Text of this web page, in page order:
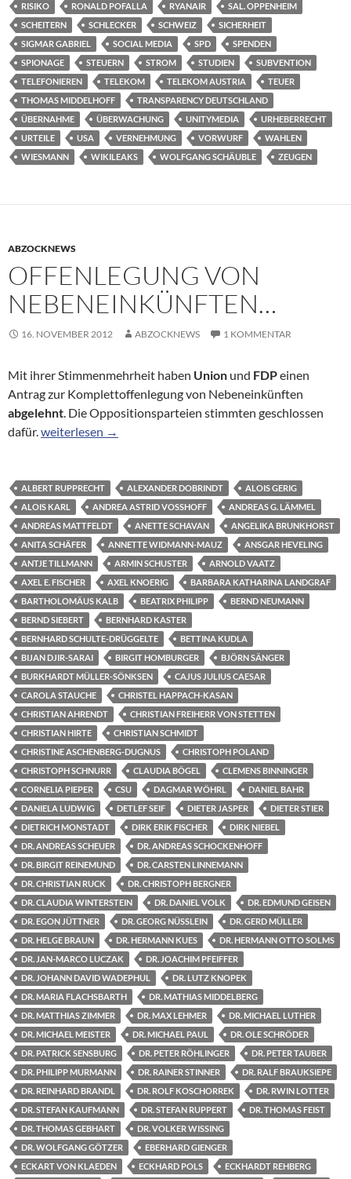
RISIKO
RONALD POFALLA RYANAIR
SAL. OPPENHEIM
SCHEITERN
SCHLECKER SCHWEIZ
SICHERHEIT
SIGMAR GABRIEL
SOCIAL MEDIA SPD
SPENDEN
SPIONAGE
STEUERN STROM STUDIEN
SUBVENTION
TELEFONIEREN
TELEKOM TELEKOM AUSTRIA
TEUER
THOMAS MIDDELHOFF
TRANSPARENCY DEUTSCHLAND
ÜBERNAHME
ÜBERWACHUNG UNITYMEDIA
URHEBERRECHT
URTEILE
USA VERNEHMUNG VORWURF
WAHLEN
WIESMANN
WIKILEAKS WOLFGANG SCHÄUBLE ZEUGEN
ABZOCKNEWS
OFFENLEGUNG VON
NEBENEINKÜNFTEN…
16. NOVEMBER 2012 ABZOCKNEWS 1 KOMMENTAR
Mit ihrer Stimmenmehrheit haben Union und FDPeinen
Antrag zur Komplettoffenlegung von Nebeneinkünften
abgelehnt. Die Oppositionsparteien stimmten geschlossen
dafür.Offenlegung von Nebeneinkünften…
weiterlesen →
ALBERT RUPPRECHT ALEXANDER DOBRINDT
ALOIS GERIG
ALOIS KARL
ANDREA ASTRID VOSSHOFF
ANDREAS G. LÄMMEL
ANDREAS MATTFELDT
ANETTE SCHAVAN
ANGELIKA BRUNKHORST
ANITA SCHÄFER
ANNETTE WIDMANN-MAUZ
ANSGAR HEVELING
ANTJE TILLMANN
ARMIN SCHUSTER
ARNOLD VAATZ
AXEL E. FISCHER
AXEL KNOERIG
BARBARA KATHARINA LANDGRAF
BARTHOLOMÄUS KALB
BEATRIX PHILIPP
BERND NEUMANN
BERND SIEBERT
BERNHARD KASTER
BERNHARD SCHULTE-DRÜGGELTE
BETTINA KUDLA
BIJAN DJIR-SARAI
BIRGIT HOMBURGER
BJÖRN SÄNGER
BURKHARDT MÜLLER-SÖNKSEN
CAJUS JULIUS CAESAR
CAROLA STAUCHE
CHRISTEL HAPPACH-KASAN
CHRISTIAN AHRENDT
CHRISTIAN FREIHERR VON STETTEN
CHRISTIAN HIRTE
CHRISTIAN SCHMIDT
CHRISTINE ASCHENBERG-DUGNUS
CHRISTOPH POLAND
CHRISTOPH SCHNURR
CLAUDIA BÖGEL
CLEMENS BINNINGER
CORNELIA PIEPER
CSU DAGMAR WÖHRL
DANIEL BAHR
DANIELA LUDWIG
DETLEF SEIF DIETER JASPER
DIETER STIER
DIETRICH MONSTADT
DIRK ERIK FISCHER
DIRK NIEBEL
DR. ANDREAS SCHEUER
DR. ANDREAS SCHOCKENHOFF
DR. BIRGIT REINEMUND
DR. CARSTEN LINNEMANN
DR. CHRISTIAN RUCK
DR. CHRISTOPH BERGNER
DR. CLAUDIA WINTERSTEIN
DR. DANIEL VOLK
DR. EDMUND GEISEN
DR. EGON JÜTTNER
DR. GEORG NÜSSLEIN
DR. GERD MÜLLER
DR. HELGE BRAUN
DR. HERMANN KUES
DR. HERMANN OTTO SOLMS
DR. JAN-MARCO LUCZAK
DR. JOACHIM PFEIFFER
DR. JOHANN DAVID WADEPHUL
DR. LUTZ KNOPEK
DR. MARIA FLACHSBARTH
DR. MATHIAS MIDDELBERG
DR. MATTHIAS ZIMMER
DR. MAX LEHMER
DR. MICHAEL LUTHER
DR. MICHAEL MEISTER
DR. MICHAEL PAUL
DR. OLE SCHRÖDER
DR. PATRICK SENSBURG
DR. PETER RÖHLINGER
DR. PETER TAUBER
DR. PHILIPP MURMANN
DR. RAINER STINNER
DR. RALF BRAUKSIEPE
DR. REINHARD BRANDL
DR. ROLF KOSCHORREK
DR. RWIN LOTTER
DR. STEFAN KAUFMANN
DR. STEFAN RUPPERT
DR. THOMAS FEIST
DR. THOMAS GEBHART
DR. VOLKER WISSING
DR. WOLFGANG GÖTZER
EBERHARD GIENGER
ECKART VON KLAEDEN
ECKHARD POLS
ECKHARDT REHBERG